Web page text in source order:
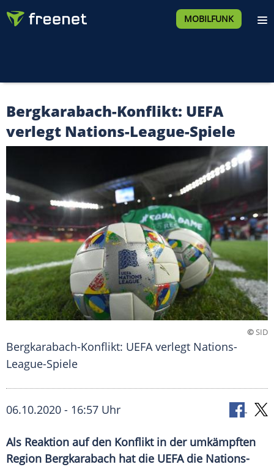
MOBILFUNK
Bergkarabach-Konflikt: UEFA
verlegt Nations-League-Spiele
©SID
Bergkarabach-Konflikt: UEFA verlegt Nations-
League-Spiele
06.10.2020 - 16:57 Uhr
Als Reaktion auf den Konflikt in der umkämpften
Region Bergkarabach hat die UEFA die Nations-